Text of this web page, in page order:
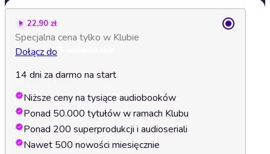
22,90 zł
Specjalna cena tylko w Klubie
Dołącz do
14 dni za darmo na start
Niższe ceny na tysiące audiobooków
Ponad 50.000 tytułów w ramach Klubu
Ponad 200 superprodukcji i audioseriali
Nawet 500 nowości miesięcznie